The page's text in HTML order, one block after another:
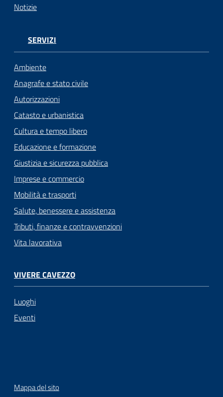
Notizie
SERVIZI
Ambiente
Anagrafe e stato civile
Autorizzazioni
Catasto e urbanistica
Cultura e tempo libero
Educazione e formazione
Giustizia e sicurezza pubblica
Imprese e commercio
Mobilità e trasporti
Salute, benessere e assistenza
Tributi, finanze e contravvenzioni
Vita lavorativa
VIVERE CAVEZZO
Luoghi
Eventi
Mappa del sito